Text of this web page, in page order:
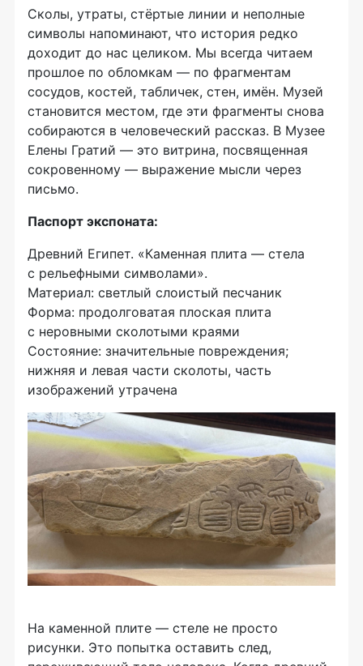
Сколы, утраты, стёртые линии и неполные
символы напоминают, что история редко
доходит до нас целиком. Мы всегда читаем
прошлое по обломкам — по фрагментам
сосудов, костей, табличек, стен, имён. Музей
становится местом, где эти фрагменты снова
собираются в человеческий рассказ. В Музее
Елены Гратий — это витрина, посвященная
сокровенному — выражение мысли через
письмо.
Паспорт экспоната:
Древний Египет. «Каменная плита — стела
с рельефными символами».
Материал: светлый слоистый песчаник
Форма: продолговатая плоская плита
с неровными сколотыми краями
Состояние: значительные повреждения;
нижняя и левая части сколоты, часть
изображений утрачена
На каменной плите — стеле не просто
рисунки. Это попытка оставить след,